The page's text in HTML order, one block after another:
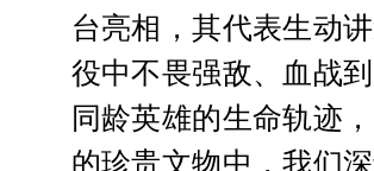
台亮相，其代表生动
役中不畏强敌、血战
同龄英雄的生命轨迹
的珍贵文物中，我们